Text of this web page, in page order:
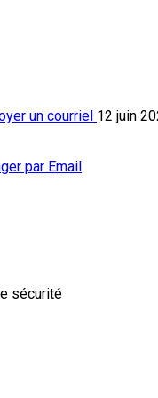
un courriel 12 juin
par Email
sécurité